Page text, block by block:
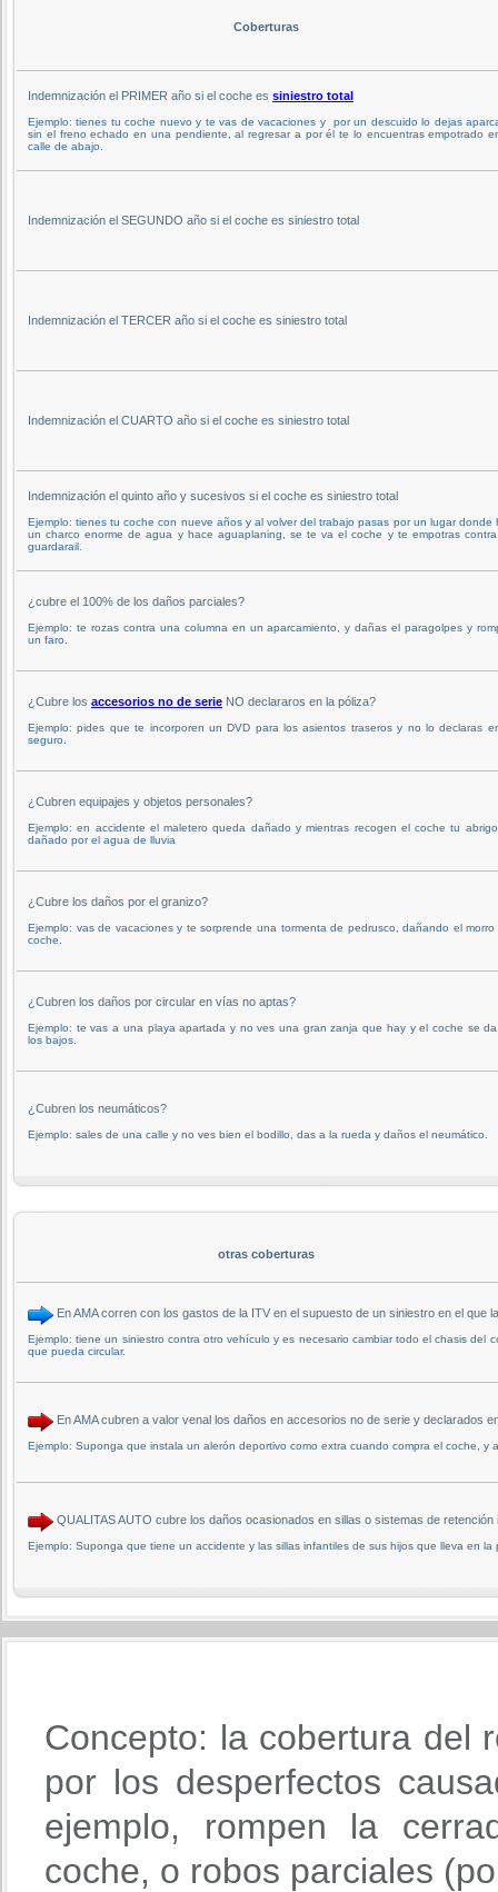
Coberturas
Indemnización el PRIMER año si el coche es siniestro total
Ejemplo: tienes tu coche nuevo y te vas de vacaciones y por un descuido lo dejas
sin el freno echado en una pendiente, al regresar a por él te lo encuentras empotrado
calle de abajo.
Indemnización el SEGUNDO año si el coche es siniestro total
Indemnización el TERCER año si el coche es siniestro total
Indemnización el CUARTO año si el coche es siniestro total
Indemnización el quinto año y sucesivos si el coche es siniestro total
Ejemplo: tienes tu coche con nueve años y al volver del trabajo pasas por un lugar donde
un charco enorme de agua y hace aguaplaning, se te va el coche y te empotras
guardarail.
¿cubre el 100% de los daños parciales?
Ejemplo: te rozas contra una columna en un aparcamiento, y dañas el paragolpes y
un faro.
¿Cubre los accesorios no de serie NO declararos en la póliza?
Ejemplo: pides que te incorporen un DVD para los asientos traseros y no lo declaras
seguro.
¿Cubren equipajes y objetos personales?
Ejemplo: en accidente el maletero queda dañado y mientras recogen el coche tu
dañado por el agua de lluvia
¿Cubre los daños por el granizo?
Ejemplo: vas de vacaciones y te sorprende una tormenta de pedrusco, dañando el morro
coche.
¿Cubren los daños por circular en vías no aptas?
Ejemplo: te vas a una playa apartada y no ves una gran zanja que hay y el coche se
los bajos.
¿Cubren los neumáticos?
Ejemplo: sales de una calle y no ves bien el bodillo, das a la rueda y daños el neumático.
otras coberturas
En AMA corren con los gastos de la ITV en el supuesto de un siniestro en el
Ejemplo: tiene un siniestro contra otro vehículo y es necesario cambiar todo el chasis
que pueda circular.
En AMA cubren a valor venal los daños en accesorios no de serie y declarados
Ejemplo: Suponga que instala un alerón deportivo como extra cuando compra el coche, y
QUALITAS AUTO cubre los daños ocasionados en sillas o sistemas de
Ejemplo: Suponga que tiene un accidente y las sillas infantiles de sus hijos que lleva en
Concepto: la cobertura del
por los desperfectos
ejemplo, rompen la
coche, o robos parciales